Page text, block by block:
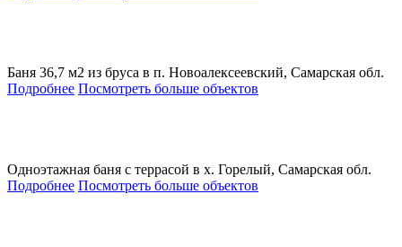
Баня 36,7 м2 из бруса в п. Новоалексеевский, Самарская обл.
Подробнее Посмотреть больше объектов
Одноэтажная баня с террасой в х. Горелый, Самарская обл.
Подробнее Посмотреть больше объектов